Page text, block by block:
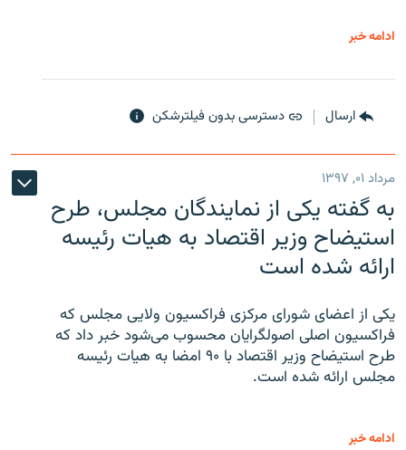
ادامه خبر
ارسال دسترسی بدون فیلترشکن
مرداد ۰۱, ۱۳۹۷
به گفته یکی از نمایندگان مجلس، طرح
استیضاح وزیر اقتصاد به هیات رئیسه
ارائه شده است
یکی از اعضای شورای مرکزی فراکسیون ولایی مجلس که
فراکسیون اصلی اصولگرایان محسوب می‌شود خبر داد که
طرح استیضاح وزیر اقتصاد با ۹۰ امضا به هیات رئیسه
مجلس ارائه شده است.
ادامه خبر